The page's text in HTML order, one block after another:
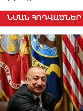
ՆՄԱՆ ՀՈԴՎԱԾՆԵՐ